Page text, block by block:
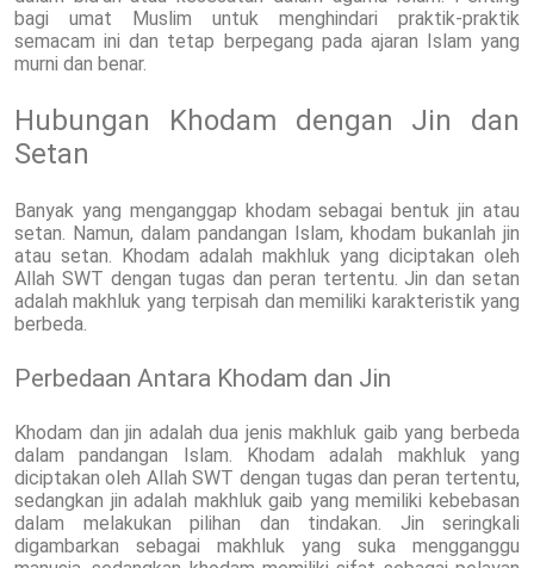
bagi umat Muslim untuk menghindari praktik-praktik
semacam ini dan tetap berpegang pada ajaran Islam yang
murni dan benar.
Hubungan Khodam dengan Jin dan
Setan
Banyak yang menganggap khodam sebagai bentuk jin atau
setan. Namun, dalam pandangan Islam, khodam bukanlah jin
atau setan. Khodam adalah makhluk yang diciptakan oleh
Allah SWT dengan tugas dan peran tertentu. Jin dan setan
adalah makhluk yang terpisah dan memiliki karakteristik yang
berbeda.
Perbedaan Antara Khodam dan Jin
Khodam dan jin adalah dua jenis makhluk gaib yang berbeda
dalam pandangan Islam. Khodam adalah makhluk yang
diciptakan oleh Allah SWT dengan tugas dan peran tertentu,
sedangkan jin adalah makhluk gaib yang memiliki kebebasan
dalam melakukan pilihan dan tindakan. Jin seringkali
digambarkan sebagai makhluk yang suka mengganggu